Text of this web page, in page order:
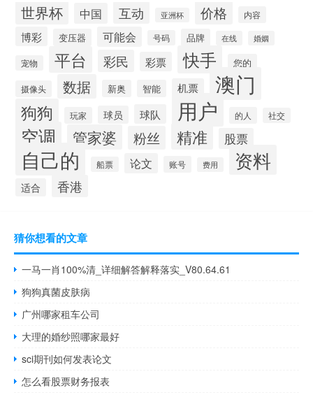
世界杯 中国 互动 亚洲杯 价格 内容
博彩 变压器 可能会 号码 品牌 在线 婚姻
宠物 平台 彩民 彩票 快手 您的
摄像头 数据 新奥 智能 机票 澳门
狗狗 玩家 球员 球队 用户 的人 社交
空调 管家婆 粉丝 精准 股票
自己的 船票 论文 账号 费用 资料
适合 香港
猜你想看的文章
一马一肖100%清_详细解答解释落实_V80.64.61
狗狗真菌皮肤病
广州哪家租车公司
大理的婚纱照哪家最好
sci期刊如何发表论文
怎么看股票财务报表